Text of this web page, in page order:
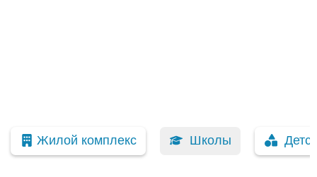
Жилой комплекс Школы